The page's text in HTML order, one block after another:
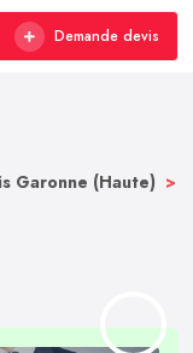
Demande devis
Garonne (Haute) >